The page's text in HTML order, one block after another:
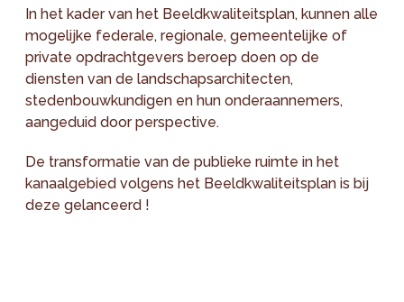
In het kader van het Beeldkwaliteitsplan, kunnen alle
mogelijke federale, regionale, gemeentelijke of
private opdrachtgevers beroep doen op de
diensten van de landschapsarchitecten,
stedenbouwkundigen en hun onderaannemers,
aangeduid door perspective.
De transformatie van de publieke ruimte in het
kanaalgebied volgens het Beeldkwaliteitsplan is bij
deze gelanceerd !